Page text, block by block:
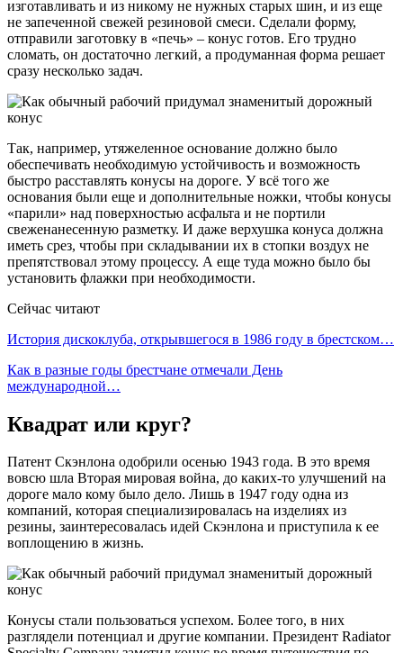
изготавливать и из никому не нужных старых шин, и из еще
не запеченной свежей резиновой смеси. Сделали форму,
отправили заготовку в «печь» – конус готов. Его трудно
сломать, он достаточно легкий, а продуманная форма решает
сразу несколько задач.
Так, например, утяжеленное основание должно было
обеспечивать необходимую устойчивость и возможность
быстро расставлять конусы на дороге. У всё того же
основания были еще и дополнительные ножки, чтобы конусы
«парили» над поверхностью асфальта и не портили
свеженанесенную разметку. И даже верхушка конуса должна
иметь срез, чтобы при складывании их в стопки воздух не
препятствовал этому процессу. А еще туда можно было бы
установить флажки при необходимости.
Сейчас читают
История дискоклуба, открывшегося в 1986 году в брестском…
Как в разные годы брестчане отмечали День
международной…
Квадрат или круг?
Патент Скэнлона одобрили осенью 1943 года. В это время
вовсю шла Вторая мировая война, до каких-то улучшений на
дороге мало кому было дело. Лишь в 1947 году одна из
компаний, которая специализировалась на изделиях из
резины, заинтересовалась идей Скэнлона и приступила к ее
воплощению в жизнь.
Конусы стали пользоваться успехом. Более того, в них
разглядели потенциал и другие компании. Президент Radiator